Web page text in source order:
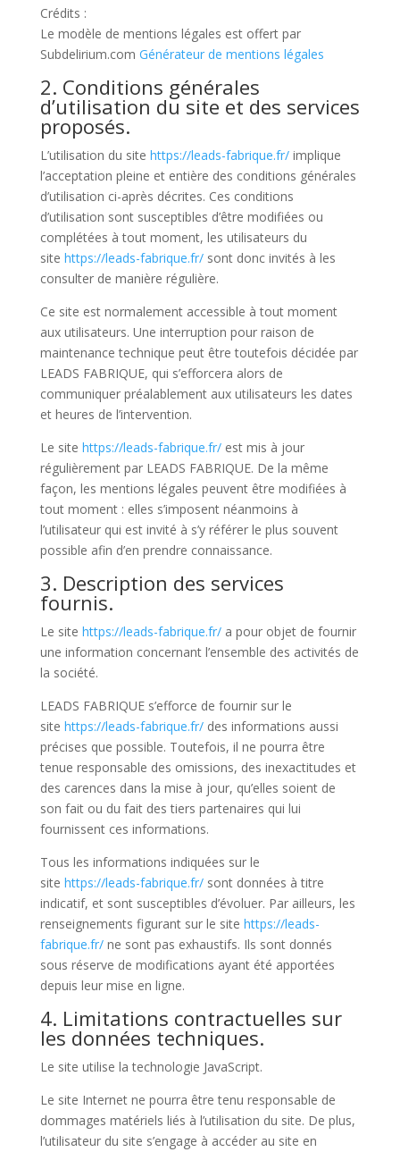
Crédits :
Le modèle de mentions légales est offert par
Subdelirium.com Générateur de mentions légales
2. Conditions générales
d’utilisation du site et des services
proposés.
L’utilisation du site https://leads-fabrique.fr/ implique
l’acceptation pleine et entière des conditions générales
d’utilisation ci-après décrites. Ces conditions
d’utilisation sont susceptibles d’être modifiées ou
complétées à tout moment, les utilisateurs du
site https://leads-fabrique.fr/ sont donc invités à les
consulter de manière régulière.
Ce site est normalement accessible à tout moment
aux utilisateurs. Une interruption pour raison de
maintenance technique peut être toutefois décidée par
LEADS FABRIQUE, qui s’efforcera alors de
communiquer préalablement aux utilisateurs les dates
et heures de l’intervention.
Le site https://leads-fabrique.fr/ est mis à jour
régulièrement par LEADS FABRIQUE. De la même
façon, les mentions légales peuvent être modifiées à
tout moment : elles s’imposent néanmoins à
l’utilisateur qui est invité à s’y référer le plus souvent
possible afin d’en prendre connaissance.
3. Description des services
fournis.
Le site https://leads-fabrique.fr/ a pour objet de fournir
une information concernant l’ensemble des activités de
la société.
LEADS FABRIQUE s’efforce de fournir sur le
site https://leads-fabrique.fr/ des informations aussi
précises que possible. Toutefois, il ne pourra être
tenue responsable des omissions, des inexactitudes et
des carences dans la mise à jour, qu’elles soient de
son fait ou du fait des tiers partenaires qui lui
fournissent ces informations.
Tous les informations indiquées sur le
site https://leads-fabrique.fr/ sont données à titre
indicatif, et sont susceptibles d’évoluer. Par ailleurs, les
renseignements figurant sur le site https://leads-
fabrique.fr/ ne sont pas exhaustifs. Ils sont donnés
sous réserve de modifications ayant été apportées
depuis leur mise en ligne.
4. Limitations contractuelles sur
les données techniques.
Le site utilise la technologie JavaScript.
Le site Internet ne pourra être tenu responsable de
dommages matériels liés à l’utilisation du site. De plus,
l’utilisateur du site s’engage à accéder au site en